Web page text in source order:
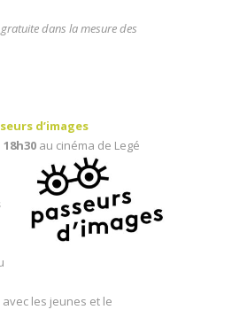
dans la mesure des
d’images
au cinéma de Legé
avec les jeunes et le